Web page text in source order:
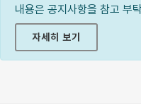
내용은 공지사항을 참고 부
자세히 보기